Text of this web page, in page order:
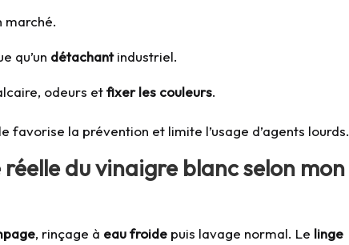
marché.
qu’un détachantindustriel.
odeurs etfixer les couleurs.
le favorise la prévention et limite l’usage d’agents lourds.
du vinaigre blanc selon mon
, rinçage à eau froide puis lavage normal. Le linge